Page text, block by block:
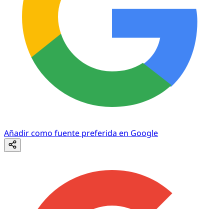
Añadir como fuente preferida en Google